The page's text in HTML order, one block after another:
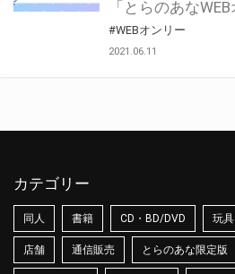
#WEBオンリー
2021.06.11
カテゴリー
同人 書籍 CD・BD/DVD 玩具
店舗 通信販売 とらのあな限定版